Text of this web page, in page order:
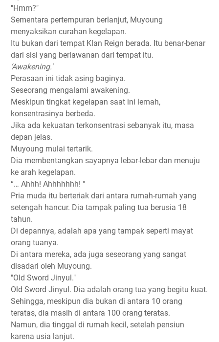
"Hmm?"
Sementara pertempuran berlanjut, Muyoung
menyaksikan curahan kegelapan.
Itu bukan dari tempat Klan Reign berada. Itu benar-benar
dari sisi yang berlawanan dari tempat itu.
‘Awakening.'
Perasaan ini tidak asing baginya.
Seseorang mengalami awakening.
Meskipun tingkat kegelapan saat ini lemah,
konsentrasinya berbeda.
Jika ada kekuatan terkonsentrasi sebanyak itu, masa
depan jelas.
Muyoung mulai tertarik.
Dia membentangkan sayapnya lebar-lebar dan menuju
ke arah kegelapan.
“… Ahhh! Ahhhhhhh! "
Pria muda itu berteriak dari antara rumah-rumah yang
setengah hancur. Dia tampak paling tua berusia 18
tahun.
Di depannya, adalah apa yang tampak seperti mayat
orang tuanya.
Di antara mereka, ada juga seseorang yang sangat
disadari oleh Muyoung.
"Old Sword Jinyul."
Old Sword Jinyul. Dia adalah orang tua yang begitu kuat.
Sehingga, meskipun dia bukan di antara 10 orang
teratas, dia masih di antara 100 orang teratas.
Namun, dia tinggal di rumah kecil, setelah pensiun
karena usia lanjut.